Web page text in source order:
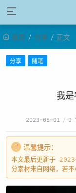
首页 / 分享 / 正文
分享 随笔
我
2023-08-01 / 9
温馨提示：
本文最后更新于
分素材来自网络，若不